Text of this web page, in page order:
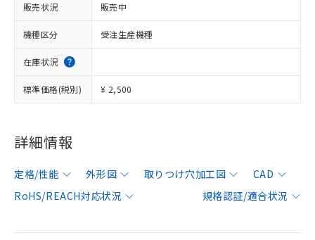
販売状況 販売中
機種区分 受注生産機種
在庫状況
標準価格(税別) ¥ 2,500
詳細情報
定格/性能 外形図 取りつけ穴加工図
CAD
RoHS/REACH対応状況
規格認証/適合状況